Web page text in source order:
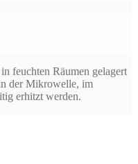
feuchten Räumen gelagert
der Mikrowelle, im
erhitzt werden.